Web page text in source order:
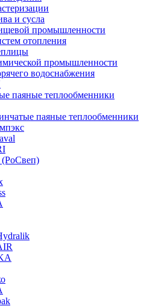
и сусла
промышленности
отопления
промышленности
водоснабжения
паяные теплообменники
паяные теплообменники
(РоСвеп)